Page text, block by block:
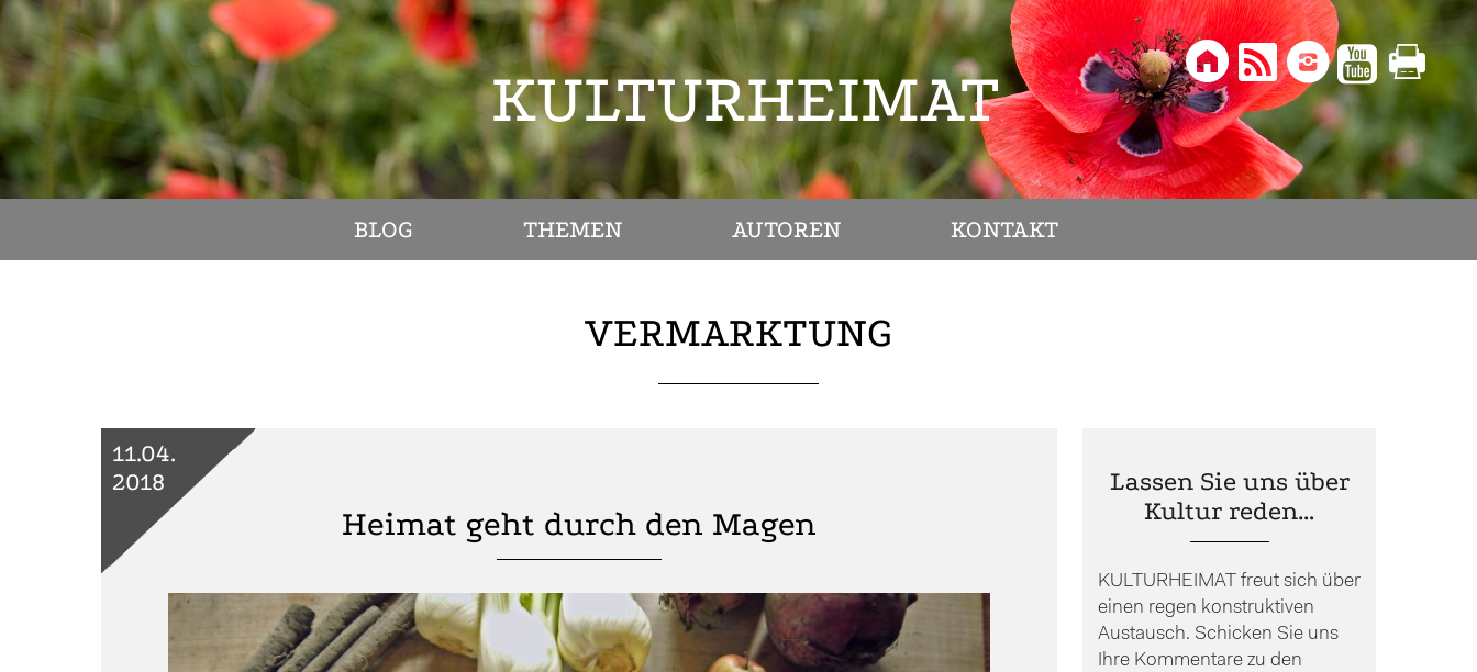
KULTURHEIMAT     
BLOG THEMEN AUTOREN KONTAKT
VERMARKTUNG
Heimat geht durch den Magen
11.04.
2018
Lassen Sie uns über
Kultur reden…
KULTURHEIMAT freut sich über
einen regen konstruktiven
Austausch. Schicken Sie uns
Ihre Kommentare zu den